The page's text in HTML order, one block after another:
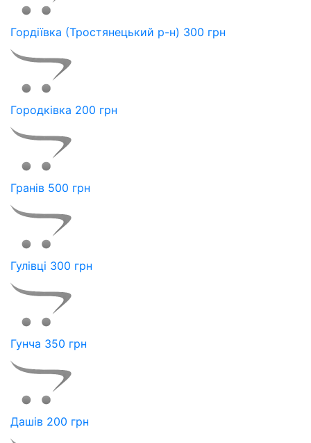
Гордіївка (Тростянецький р-н) 300 грн
Городківка 200 грн
Гранів 500 грн
Гулівці 300 грн
Гунча 350 грн
Дашів 200 грн